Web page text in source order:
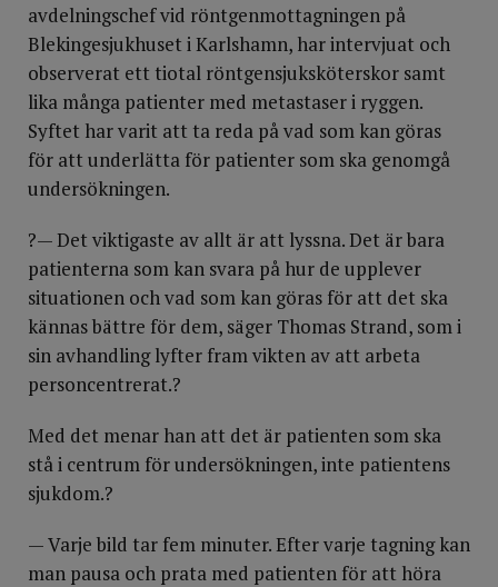
avdelningschef vid röntgenmottagningen på
Blekingesjukhuset i Karlshamn, har intervjuat och
observerat ett tiotal röntgensjukskötersk­or samt
lika många patienter med metastaser i ryggen.
Syftet har varit att ta reda på vad som kan göras
för att underlätta för patienter som ska genomgå
undersökningen.
?— Det viktigaste av allt är att lyssna. Det är bara
patienterna som kan svara på hur de upplever
situationen och vad som kan göras för att det ska
kännas bättre för dem, säger Thomas Strand, som i
sin avhandling lyfter fram vikten av att arbeta
personcentrerat.?
Med det menar han att det är patienten som ska
stå i centrum för undersökningen, inte patientens
sjukdom.?
— Varje bild tar fem minuter. Efter varje tagning kan
man pausa och prata med patienten för att höra